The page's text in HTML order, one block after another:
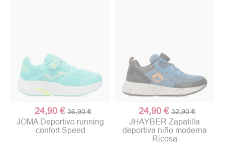
24,90 € 36,90 €
JOMA Deportivo running
confort Speed
24,90 € 32,90 €
JHAYBER Zapatilla
deportiva niño moderna
Ricosa